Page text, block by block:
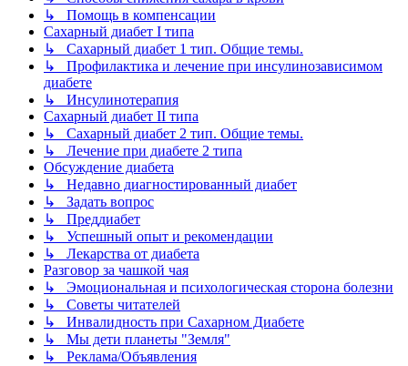
↳ Помощь в компенсации
Сахарный диабет I типа
↳ Сахарный диабет 1 тип. Общие темы.
↳ Профилактика и лечение при инсулинозависимом
диабете
↳ Инсулинотерапия
Сахарный диабет II типа
↳ Сахарный диабет 2 тип. Общие темы.
↳ Лечение при диабете 2 типа
Обсуждение диабета
↳ Недавно диагностированный диабет
↳ Задать вопрос
↳ Преддиабет
↳ Успешный опыт и рекомендации
↳ Лекарства от диабета
Разговор за чашкой чая
↳ Эмоциональная и психологическая сторона болезни
↳ Советы читателей
↳ Инвалидность при Сахарном Диабете
↳ Мы дети планеты "Земля"
↳ Реклама/Объявления